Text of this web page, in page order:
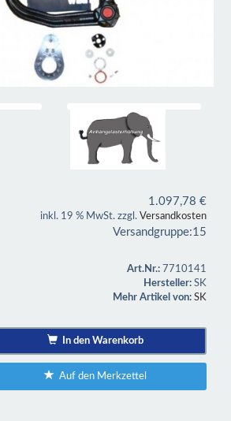
1.097,78 €
inkl. 19 % MwSt. zzgl. Versandkosten
Versandgruppe:15
Art.Nr.: 7710141
Hersteller: SK
Mehr Artikel von: SK
In den Warenkorb
Auf den Merkzettel